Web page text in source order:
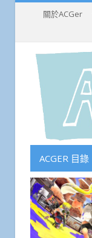
關於ACGer
ACGER 目錄